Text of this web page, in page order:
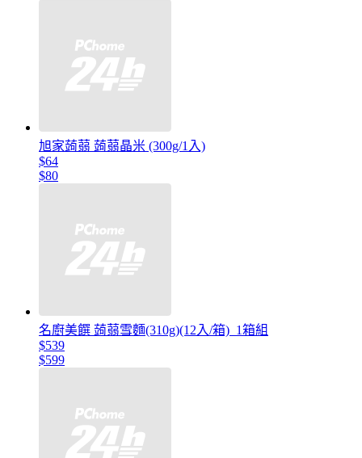
旭家蒟蒻 蒟蒻晶米 (300g/1入)
$64
$80
名廚美饌 蒟蒻雪麵(310g)(12入/箱)_1箱組
$539
$599